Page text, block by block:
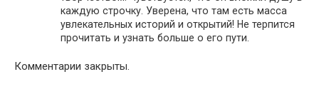
каждую строчку. Уверена, что там есть масса
увлекательных историй и открытий! Не терпится
прочитать и узнать больше о его пути.
Комментарии закрыты.